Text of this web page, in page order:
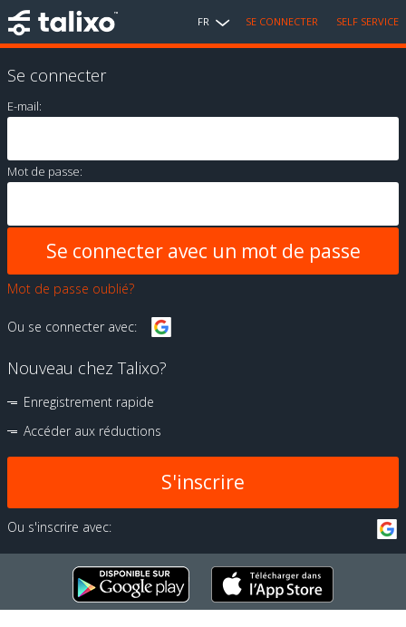
FR SE CONNECTER SELF SERVICE
Se connecter
E-mail:
Mot de passe:
Mot de passe oublié?
Ou se connecter avec:
Nouveau chez Talixo?
Enregistrement rapide
Accéder aux réductions
S'inscrire
Ou s'inscrire avec: